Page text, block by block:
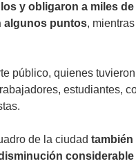
y obligaron a miles de
algunos puntos,
público, quienes
estudiantes,
de la ciudad
considerable